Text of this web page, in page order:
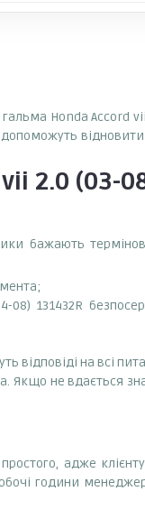
Honda Accord
допоможуть
2.0 (03-
бажають
131432R
відповіді на всі
Якщо не вдається
адже
години